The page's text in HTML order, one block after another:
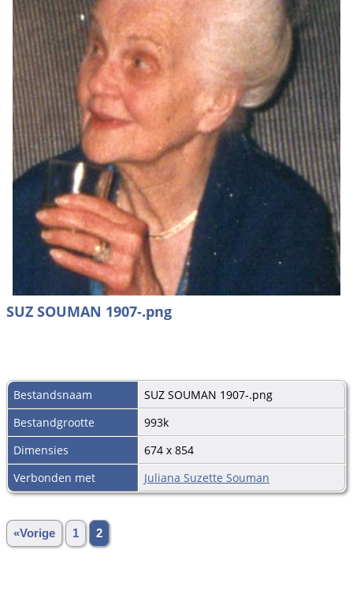
SUZ SOUMAN 1907-.png
Bestandsnaam
SUZ SOUMAN 1907-.png
Bestandgrootte
993k
Dimensies
674 x 854
Verbonden met
Juliana Suzette Souman
«Vorige 1 2